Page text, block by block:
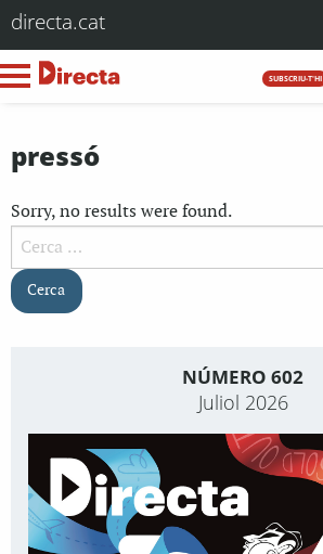
directa.cat
SUBSCRIU-T'HI
pressó
Sorry, no results were found.
Cerca:
NÚMERO 602
Juliol 2026